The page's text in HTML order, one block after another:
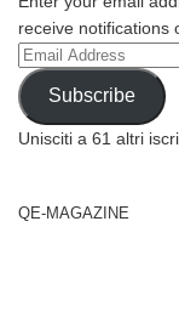
receive notifications
Email
Address
Subscribe
Unisciti a 61 altri
QE-MAGAZINE